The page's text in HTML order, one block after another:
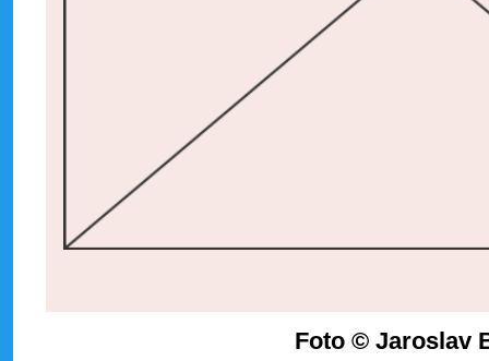
Foto © Jaroslav